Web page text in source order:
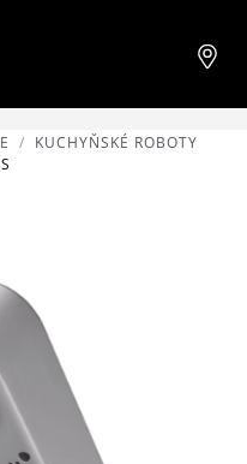
KUCHYŇSKÉ ROBOTY